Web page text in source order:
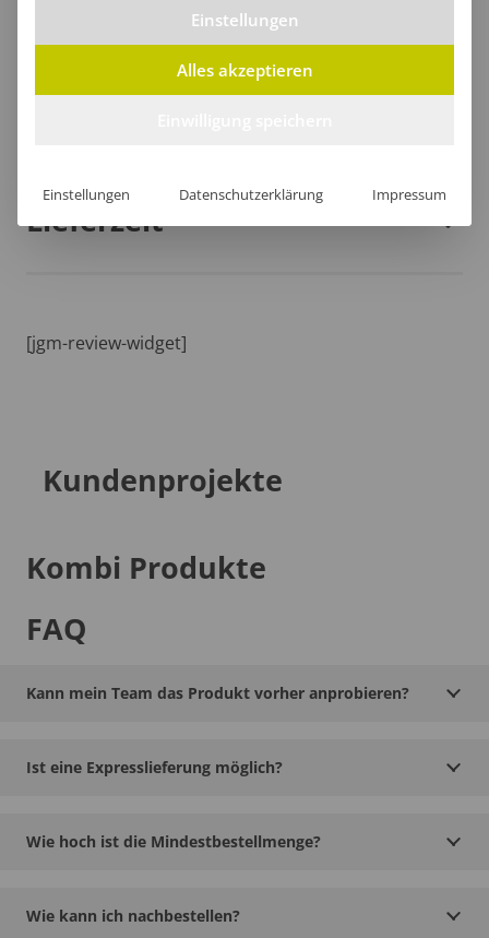
Lieferzeit
[jgm-review-widget]
Kundenprojekte
Kombi Produkte
FAQ
Kann mein Team das Produkt vorher anprobieren?
Ist eine Expresslieferung möglich?
Wie hoch ist die Mindestbestellmenge?
Wie kann ich nachbestellen?
Einstellungen
Alles akzeptieren
Einstellungen Datenschutzerklärung Impressum